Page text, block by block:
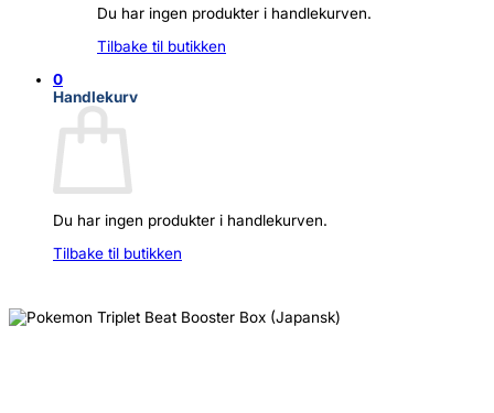
Du har ingen produkter i handlekurven.
Tilbake til butikken
0
Handlekurv
Du har ingen produkter i handlekurven.
Tilbake til butikken